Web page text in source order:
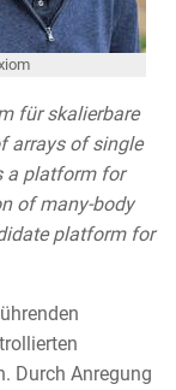
für skalierbare
arrays of single
a platform for
of many-body
platform for
Durch Anregung